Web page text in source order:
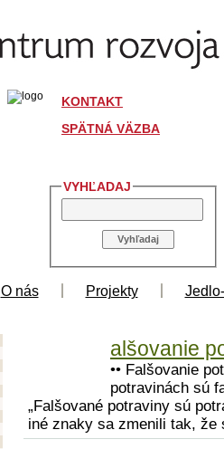
KONTAKT
SPÄTNÁ VÄZBA
VYHĽADAJ
O nás Projekty
alšovanie
•• Falšovanie
potravinách sú
„Falšované potraviny sú
iné znaky sa zmenili tak,